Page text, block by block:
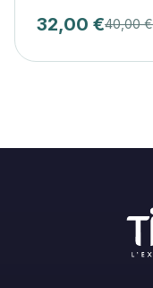
32,00 €40,00 €